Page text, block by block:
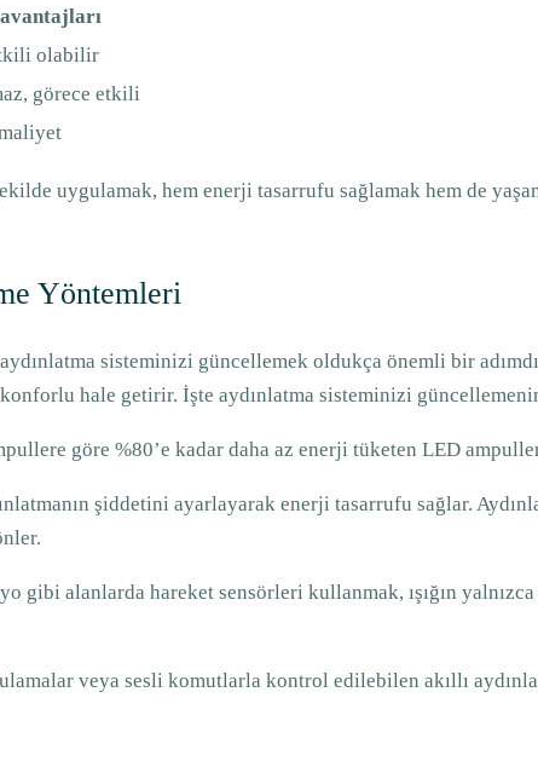
olabilir
görece etkili
uygulamak, hem enerji tasarrufu sağlamak hem de
Yöntemleri
sisteminizi güncellemek oldukça önemli bir
konforlu hale getirir. İşte aydınlatma sisteminizi
göre %80’e kadar daha az enerji tüketen LED
şiddetini ayarlayarak enerji tasarrufu sağlar.
gibi alanlarda hareket sensörleri kullanmak, ışığın
veya sesli komutlarla kontrol edilebilen akıllı